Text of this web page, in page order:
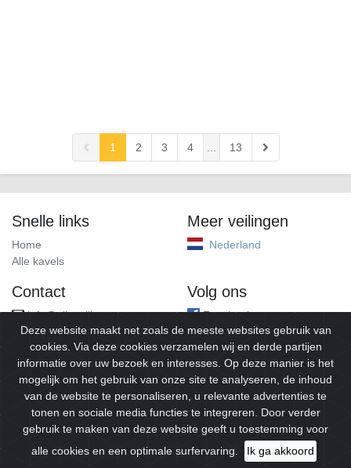
1 2 3 4 13
Snelle links
Home
Alle kavels
Meer veilingen
Nederland
Contact
info@alleveilingen.net
Volg ons
Facebook
© 2026Alleveilingen.Alle rechten voorbehouden.
Deze website maakt net zoals de meeste websites gebruik van
cookies. Via deze cookies verzamelen wij en derde partijen
informatie over uw bezoek en interesses. Op deze manier is het
mogelijk om het gebruik van onze site te analyseren, de inhoud
van de website te personaliseren, u relevante advertenties te
tonen en sociale media functies te integreren. Door verder
gebruik te maken van deze website geeft u toestemming voor
alle cookies en een optimale surfervaring.
Ik ga akkoord